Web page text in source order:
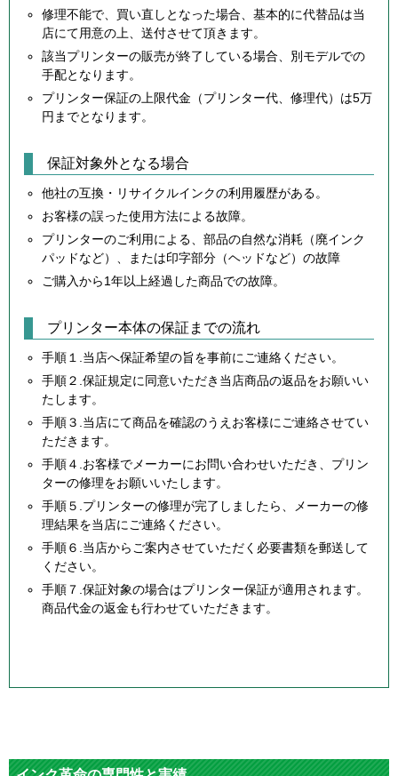
修理不能で、買い直しとなった場合、基本的に代替品は当
店にて用意の上、送付させて頂きます。
該当プリンターの販売が終了している場合、別モデルでの
手配となります。
プリンター保証の上限代金（プリンター代、修理代）は5万
円までとなります。
保証対象外となる場合
他社の互換・リサイクルインクの利用履歴がある。
お客様の誤った使用方法による故障。
プリンターのご利用による、部品の自然な消耗（廃インク
パッドなど）、または印字部分（ヘッドなど）の故障
ご購入から1年以上経過した商品での故障。
プリンター本体の保証までの流れ
手順１.当店へ保証希望の旨を事前にご連絡ください。
手順２.保証規定に同意いただき当店商品の返品をお願いい
たします。
手順３.当店にて商品を確認のうえお客様にご連絡させてい
ただきます。
手順４.お客様でメーカーにお問い合わせいただき、プリン
ターの修理をお願いいたします。
手順５.プリンターの修理が完了しましたら、メーカーの修
理結果を当店にご連絡ください。
手順６.当店からご案内させていただく必要書類を郵送して
ください。
手順７.保証対象の場合はプリンター保証が適用されます。
商品代金の返金も行わせていただきます。